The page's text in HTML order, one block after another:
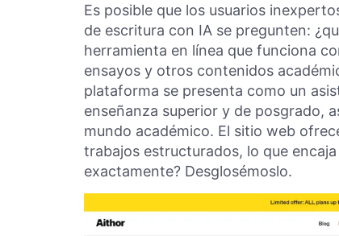
Es posible que los usuarios
de escritura con IA se pregunten:
herramienta en línea que funciona
ensayos y otros contenidos
plataforma se presenta como un
enseñanza superior y de posgrado,
mundo académico. El sitio web
trabajos estructurados, lo que
exactamente? Desglosémoslo.